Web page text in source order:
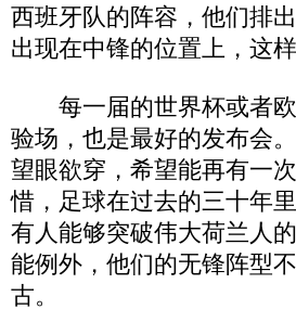
西班牙队的阵容，他们排
出现在中锋的位置上，这
每一届的世界杯或者欧
验场，也是最好的发布会
望眼欲穿，希望能再有一
惜，足球在过去的三十年
有人能够突破伟大荷兰人
能例外，他们的无锋阵型
古。